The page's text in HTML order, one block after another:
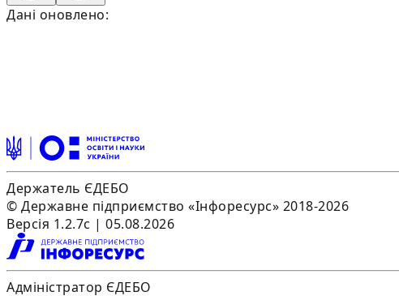
Дані оновлено:
Держатель ЄДЕБО
© Державне підприємство «Інфоресурс» 2018-2026
Версія 1.2.7c | 05.08.2026
Адміністратор ЄДЕБО